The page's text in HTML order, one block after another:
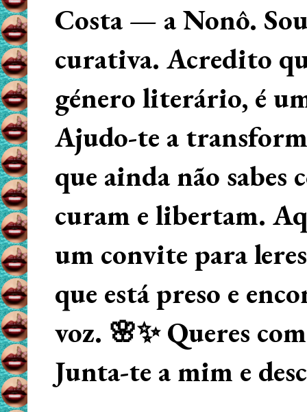
Costa — a Nonô.
curativa. Acredito
género literário, é
Ajudo-te a
que ainda não
curam e libertam.
um convite para
que está preso e
voz. 🌸✨ Queres
Junta-te a mim e